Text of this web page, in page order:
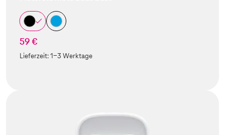
59 €
Lieferzeit:1-3 Werktage